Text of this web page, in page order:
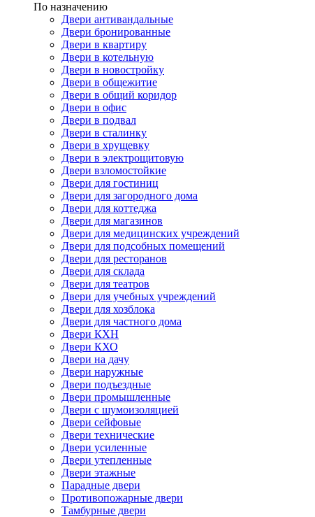
По назначению
Двери антивандальные
Двери бронированные
Двери в квартиру
Двери в котельную
Двери в новостройку
Двери в общежитие
Двери в общий коридор
Двери в офис
Двери в подвал
Двери в сталинку
Двери в хрущевку
Двери в электрощитовую
Двери взломостойкие
Двери для гостиниц
Двери для загородного дома
Двери для коттеджа
Двери для магазинов
Двери для медицинских учреждений
Двери для подсобных помещений
Двери для ресторанов
Двери для склада
Двери для театров
Двери для учебных учреждений
Двери для хозблока
Двери для частного дома
Двери КХН
Двери КХО
Двери на дачу
Двери наружные
Двери подъездные
Двери промышленные
Двери с шумоизоляцией
Двери сейфовые
Двери технические
Двери усиленные
Двери утепленные
Двери этажные
Парадные двери
Противопожарные двери
Тамбурные двери